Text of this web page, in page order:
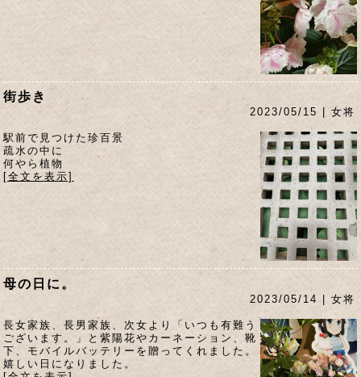
街歩き
2023/05/15 | 女将
駅前で見つけた珍百景
疏水の中に
何やら植物
[全文を表示]
母の日に。
2023/05/14 | 女将
長女家族、長男家族、次女より「いつも有難う
ございます。」と紫陽花やカーネーション、靴
下、モバイルバッテリーを贈ってくれました。
嬉しい日になりました。